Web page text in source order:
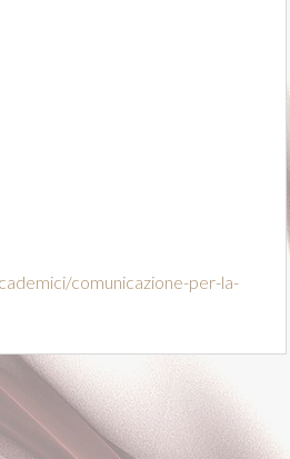
comunicazione-per-la-